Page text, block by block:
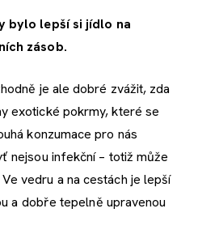
bylo lepší si jídlo na
zásob.
je ale dobré zvážit, zda
exotické pokrmy, které se
konzumace pro nás
nejsou infekční – totiž může
vedru a na cestách je lepší
a dobře tepelně upravenou